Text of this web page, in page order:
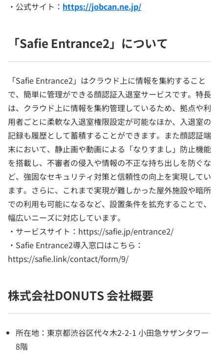
・公式サイト： https://jobcan.ne.jp/
「Safie Entrance2」について
「Safie Entrance2」はクラウド上に情報を集約すること
で、簡単に管理ができる顔認証入退室サービスです。特長
は、クラウド上に情報を集約管理しているため、拠点や利
用者ごとに柔軟な入退室権限設定が可能なほか、入退室の
記録も履歴として蓄積することができます。また顔認証端
末において、静止画や動画による「なりすまし」防止機能
を搭載し、不審者の侵入や情報の不正な持ち出しを防ぐな
ど、強固なセキュリティ対策と信頼性の向上を実現してい
ます。さらに、これまで実現が難しかった屋外施設や暗所
での利用も可能になるなど、設置条件を拡充することで、
幅広いニーズに対応しています。
・サービスサイト：https://safie.jp/entrance2/
・Safie Entrance2導入窓口はこちら：
https://safie.link/contact/form/9/
株式会社DONUTS 会社概要
所在地：東京都渋谷区代々木2-2-1 小田急サザンタワー
8階